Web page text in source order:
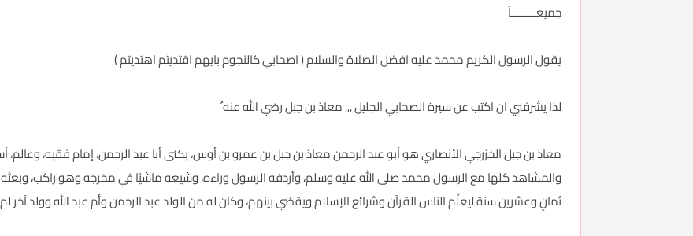
جميعــــــــاً
يقول الرسول الكريم محمد عليه افضل الصلاة والسلام ( اصحابي كالنجوم بايهم اقتديتم اهتديتم )
لذا يشرفني ان اكتب عن سيرة الصحابي الجليل ,,, معاذ بن جبل رضي الله عنه ُ
معاذ بن جبل الخزرجي الأنصاري هو أبو عبد الرحمن معاذ بن جبل بن عمرو بن أوس، يكنى أبا عبد الرحمن، إمام فقيه،
والمشاهد كلها مع الرسول محمد صلى الله عليه وسلم، وأردفه الرسول وراءه، وشيعه ماشيًا في مخرجه وهو راكب،
ثمانٍ وعشرين سنة ليعلِّم الناس القرآن وشرائع الإسلام ويقضي بينهم، وكان له من الولد عبد الرحمن وأم عبد الله وولد آخر